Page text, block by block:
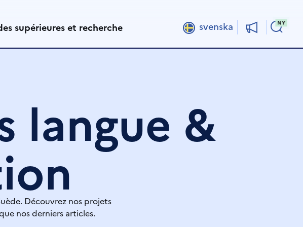
supérieures et recherche svenska
langue &
Découvrez nos projets
nos derniers articles.